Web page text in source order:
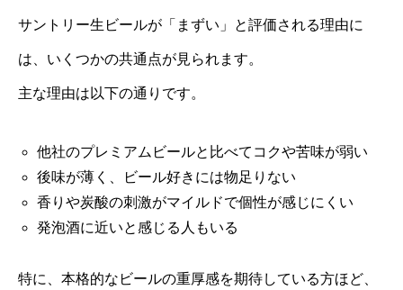
サントリー生ビールが「まずい」と評価される理由に
は、いくつかの共通点が見られます。
主な理由は以下の通りです。
他社のプレミアムビールと比べてコクや苦味が弱い
後味が薄く、ビール好きには物足りない
香りや炭酸の刺激がマイルドで個性が感じにくい
発泡酒に近いと感じる人もいる
特に、本格的なビールの重厚感を期待している方ほど、